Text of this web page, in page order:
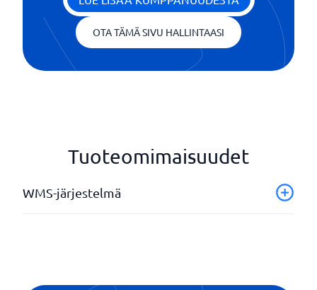
OTA TÄMÄ SIVU HALLINTAASI
Tuoteomimaisuudet
WMS-järjestelmä
Raportit ja tilastot